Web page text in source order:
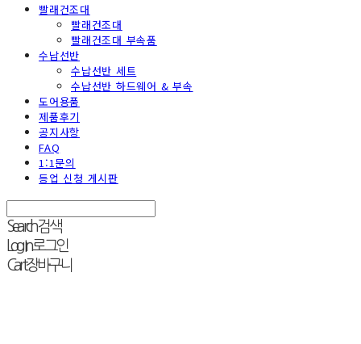
빨래건조대
빨래건조대
빨래건조대 부속품
수납선반
수납선반 세트
수납선반 하드웨어 & 부속
도어용품
제품후기
공지사항
FAQ
1:1문의
등업 신청 게시판
Search검색
Log In로그인
Cart장바구니